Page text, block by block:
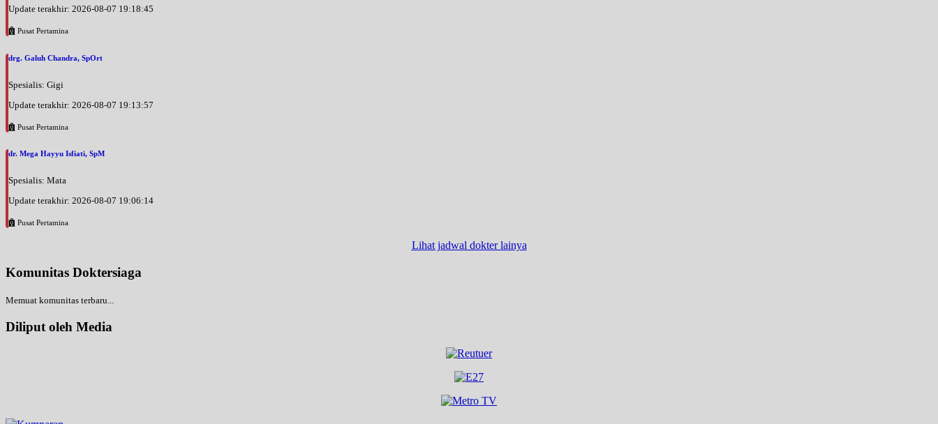
Update terakhir: 2026-08-07 19:18:45
Pusat Pertamina
drg. Galuh Chandra, SpOrt
Spesialis: Gigi
Update terakhir: 2026-08-07 19:13:57
Pusat Pertamina
dr. Mega Hayyu Isfiati, SpM
Spesialis: Mata
Update terakhir: 2026-08-07 19:06:14
Pusat Pertamina
Lihat jadwal dokter lainya
Komunitas Doktersiaga
Memuat komunitas terbaru...
Diliput oleh Media